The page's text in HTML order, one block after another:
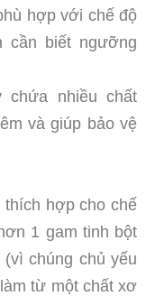
hợp với chế độ
cần biết ngưỡng
chứa nhiều chất
và giúp bảo vệ
thích hợp cho chế
1 gam tinh bột
chúng chủ yếu
từ một chất xơ